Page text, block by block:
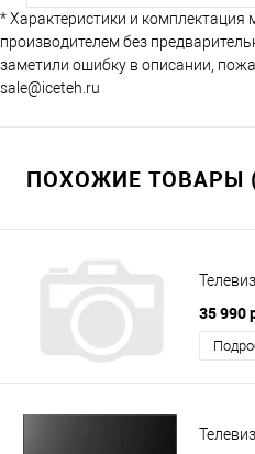
* Характеристики и
производителем без
заметили ошибку в описании,
sale@iceteh.ru
ПОХОЖИЕ ТОВАРЫ
35 990